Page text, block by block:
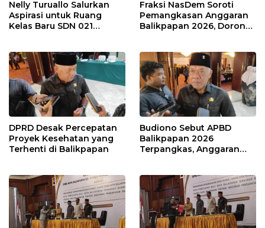
Nelly Turuallo Salurkan
Aspirasi untuk Ruang
Kelas Baru SDN 021
Fraksi NasDem Soroti
Pemangkasan Anggaran
Balikpapan 2026, Dorong
DPRD Desak Percepatan
Proyek Kesehatan yang
Terhenti di Balikpapan
Budiono Sebut APBD
Balikpapan 2026
Terpangkas, Anggaran